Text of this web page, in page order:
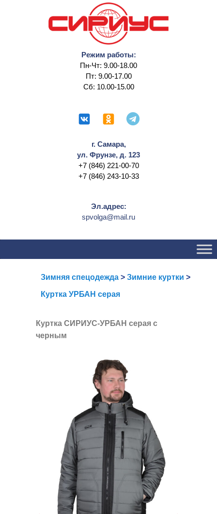
Режим работы:
Пн-Чт: 9.00-18.00
Пт: 9.00-17.00
Сб: 10.00-15.00
г. Самара,
ул. Фрунзе, д. 123
+7 (846) 221-00-70
+7 (846) 243-10-33
Эл.адрес:
spvolga@mail.ru
содержимому
содержимомуЗимняя спецодежда > Зимние куртки >
Куртка УРБАН серая
Куртка СИРИУС-УРБАН серая с
черным